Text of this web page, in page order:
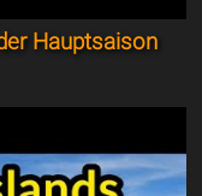
Hauptsaison